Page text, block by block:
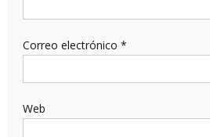
Correo electrónico *
Web